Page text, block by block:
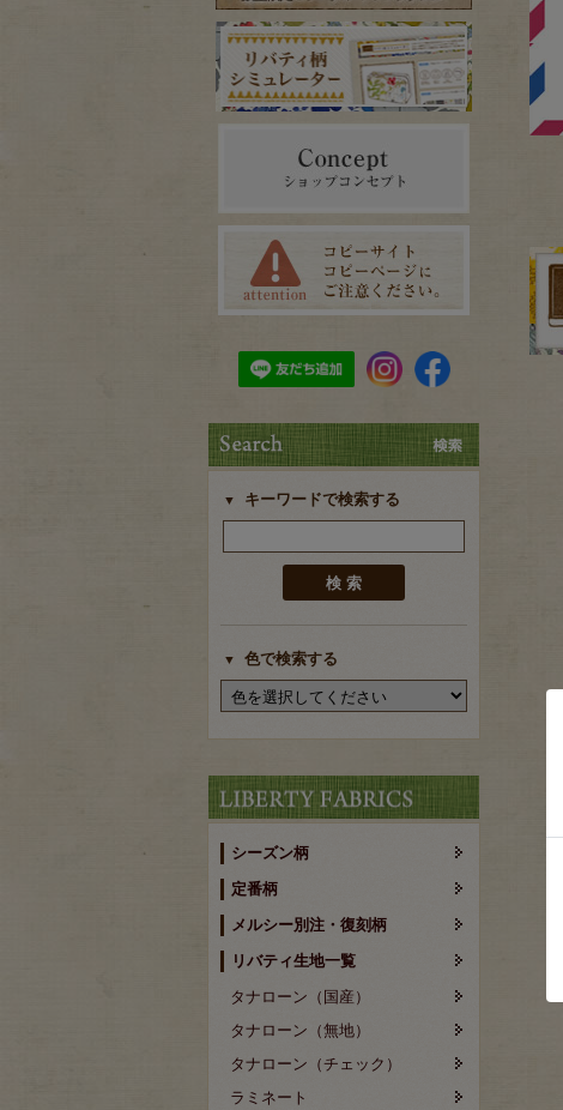
キーワードで検索する
色で検索する
シーズン柄
定番柄
メルシー別注・復刻柄
リバティ生地一覧
タナローン（国産）
タナローン（無地）
タナローン（チェック）
ラミネート